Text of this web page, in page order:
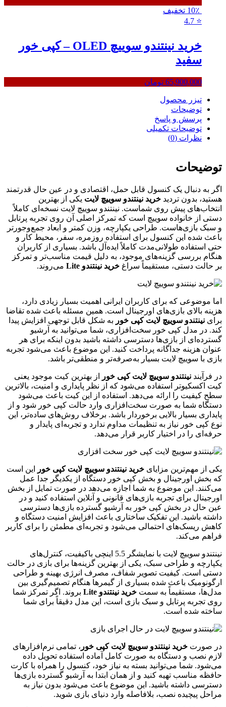
10٪ تخفیف
⭐
4.7
خرید نینتندو سوییچ OLED – کپی خور
سفید
65,900,000 تومان
تیزر محصول
توضیحات
پرسش و پاسخ
توضیحات تکمیلی
نظرات (0)
توضیحات
اگر به دنبال یک کنسول قابل حمل، اقتصادی و در عین حال قدرتمند
هستید، بدون تردید خرید نینتندو سوییچ لایت یکی از بهترین
انتخاب‌های پیش روی شماست. نینتندو سوییچ لایت نسخه‌ای کاملاً
دستی از خانواده سوییچ است که تمرکز اصلی آن روی تجربه پرتابل
و سبک بازی‌هاست. طراحی یکپارچه، وزن کمتر و ابعاد جمع‌وجورتر
باعث شده این کنسول برای استفاده روزمره، سفر، محیط کار و
حتی استفاده طولانی‌مدت کاملاً ایده‌آل باشد. بسیاری از کاربران
هنگام بررسی گزینه‌های موجود، به دلیل قیمت مناسب‌تر و تمرکز
بر حالت دستی، مستقیماً سراغ خرید نینتندو Lite می‌روند.
اما موضوعی که برای کاربران ایرانی اهمیت بسیار زیادی دارد،
هزینه بالای بازی‌های اورجینال است. همین مسئله باعث شده تقاضا
برای نینتندو سوییچ لایت کپی خور به شکل قابل توجهی افزایش پیدا
کند. در مدل کپی خور سخت‌افزاری، شما می‌توانید به آرشیو
گسترده‌ای از بازی‌ها دسترسی داشته باشید بدون اینکه برای هر
عنوان هزینه جداگانه پرداخت کنید. این موضوع باعث می‌شود تجربه
بازی با سوییچ لایت بسیار به‌صرفه‌تر و منطقی‌تر باشد.
در فرآیند نینتندو سوییچ لایت کپی خور
از بهترین کیت موجود یعنی
کیت اکسکیوتر استفاده می‌شود که از نظر پایداری و امنیت، بالاترین
سطح کیفیت را ارائه می‌دهد. استفاده از این کیت باعث می‌شود
دستگاه شما به صورت سخت‌افزاری وارد حالت کپی خور شود و از
پایداری بسیار بالایی برخوردار باشد. برخلاف روش‌های ساده‌تر، این
نوع کپی خور نیاز به تنظیمات مداوم ندارد و تجربه‌ای پایدار و
حرفه‌ای را در اختیار کاربر قرار می‌دهد.
یکی از مهم‌ترین مزایای خرید نینتندو سوییچ لایت کپی خور
این است
که بخش اورجینال و بخش کپی خور دستگاه از یکدیگر جدا عمل
می‌کنند. این موضوع به شما اجازه می‌دهد در صورت تمایل از بخش
اورجینال برای تجربه بازی‌های قانونی و آنلاین استفاده کنید و در
عین حال در بخش کپی خور به آرشیو گسترده بازی‌ها دسترسی
داشته باشید. این تفکیک ساختاری باعث افزایش امنیت دستگاه و
کاهش ریسک‌های احتمالی می‌شود و تجربه‌ای مطمئن را برای کاربر
فراهم می‌کند.
نینتندو سوییچ لایت با نمایشگر 5.5 اینچی باکیفیت، کنترل‌های
یکپارچه و طراحی سبک، یکی از بهترین گزینه‌ها برای بازی در حالت
دستی است. کیفیت تصویر شفاف، مصرف انرژی بهینه و طراحی
ارگونومیک باعث شده بسیاری از گیمرها هنگام تصمیم‌گیری بین
مدل‌ها، مستقیماً به سمت خرید نینتندو Lite
بروند. اگر تمرکز شما
روی تجربه پرتابل و سبک بازی است، این مدل دقیقاً برای شما
ساخته شده است.
در صورت خرید نینتندو سوییچ لایت کپی خور ، تمامی نرم‌افزارهای
لازم نصب و دستگاه به صورت کامل آماده استفاده تحویل داده
می‌شود. شما می‌توانید بسته به نیاز خود، کنسول را همراه با کارت
حافظه مناسب تهیه کنید و از همان ابتدا به آرشیو گسترده بازی‌ها
دسترسی داشته باشید. این موضوع باعث می‌شود بدون نیاز به
مراحل پیچیده نصب، بلافاصله وارد دنیای بازی شوید.